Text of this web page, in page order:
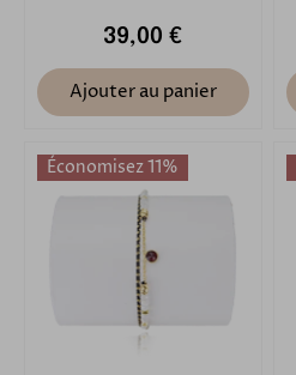
39,00 €
Ajouter au panier
Économisez 11%